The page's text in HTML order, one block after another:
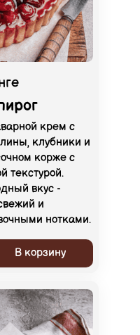
крем с
клубники и
корже с
текстурой.
вкус -
и
нотками.
В корзину